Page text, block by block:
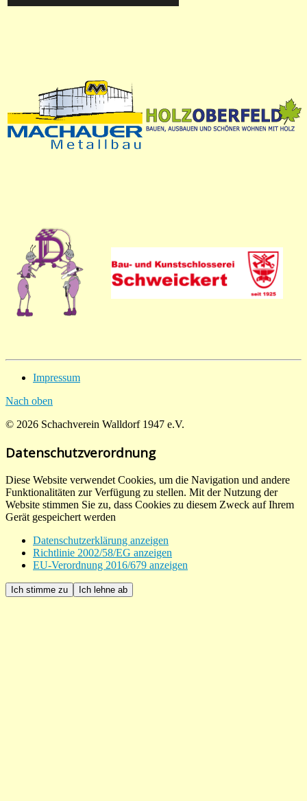
Impressum
Nach oben
© 2026 Schachverein Walldorf 1947 e.V.
Datenschutzverordnung
Diese Website verwendet Cookies, um die Navigation und andere
Funktionalitäten zur Verfügung zu stellen. Mit der Nutzung der
Website stimmen Sie zu, dass Cookies zu diesem Zweck auf Ihrem
Gerät gespeichert werden
Datenschutzerklärung anzeigen
Richtlinie 2002/58/EG anzeigen
EU-Verordnung 2016/679 anzeigen
Ich stimme zu Ich lehne ab